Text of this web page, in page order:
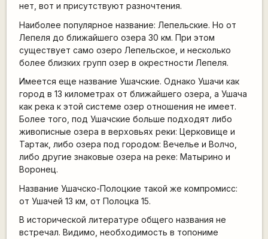
нет, вот и присутствуют разночтения.
Наиболее популярное название: Лепельские. Но от
Лепеля до ближайшего озера 30 км. При этом
существует само озеро Лепельское, и несколько
более близких групп озер в окрестности Лепеля.
Имеется еще название Ушачские. Однако Ушачи как
город в 13 километрах от ближайшего озера, а Ушача
как река к этой системе озер отношения не имеет.
Более того, под Ушачские больше подходят либо
живописные озера в верховьях реки: Церковище и
Тартак, либо озера под городом: Вечелье и Волчо,
либо другие знаковые озера на реке: Матырино и
Воронец.
Название Ушачско-Полоцкие такой же компромисс:
от Ушачей 13 км, от Полоцка 15.
В исторической литературе общего названия не
встречал. Видимо, необходимость в топониме